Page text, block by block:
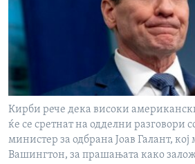
Кирби рече дека високи
ќе се сретнат на одделни разговори
министер за одбрана Јоав Галант,
Вашингтон, за прашањата како